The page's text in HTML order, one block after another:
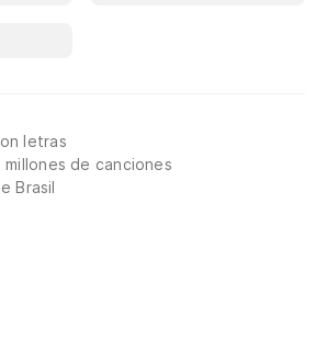
letras
de canciones
Brasil